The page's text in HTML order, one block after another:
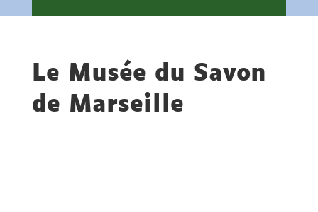
Le Musée du Savon
de Marseille